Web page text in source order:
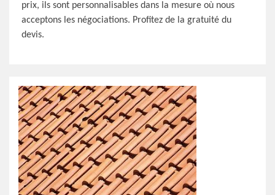
prix, ils sont personnalisables dans la mesure où nous
acceptons les négociations. Profitez de la gratuité du
devis.